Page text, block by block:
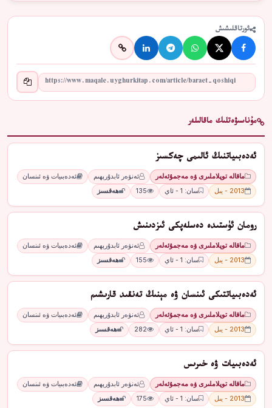
ئورتاقلىشىش
مۇناسىۋەتلىك ماقالىلەر
ئەدەبىياتنىڭ ئالىمى چەكسىز
ماقالە توپلاملىرى ۋە مەجمۇئەلەر ئەنۋەر ئابدۇرېھىم
ئەدەبىيات ۋە ئىنسان
2013 - يىل
سان: 1 - ئاي 135 ھەقسىز
رومان ئۈستىدە دەسلەپكى ئىزدىنىش
ماقالە توپلاملىرى ۋە مەجمۇئەلەر ئەنۋەر ئابدۇرېھىم
ئەدەبىيات ۋە ئىنسان
2013 - يىل
سان: 1 - ئاي 155 ھەقسىز
ئەدەبىياتتىكى ئىنسان ۋە مېنىڭ تەنقىد قارىشىم
ماقالە توپلاملىرى ۋە مەجمۇئەلەر ئەنۋەر ئابدۇرېھىم
ئەدەبىيات ۋە ئىنسان
2013 - يىل
سان: 1 - ئاي 282 ھەقسىز
ئەدەبىيات ۋە خىرىس
ماقالە توپلاملىرى ۋە مەجمۇئەلەر ئەنۋەر ئابدۇرېھىم
ئەدەبىيات ۋە ئىنسان
2013 - يىل
سان: 1 - ئاي 175 ھەقسىز